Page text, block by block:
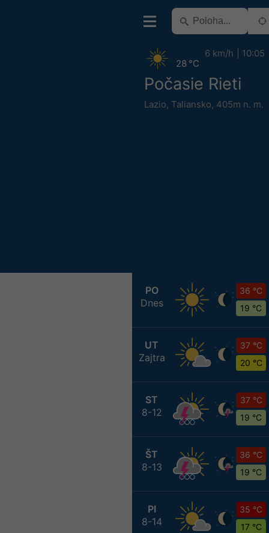
Počasie Rieti
Lazio, Taliansko, 405m n. m.
28 °C
6 km/h 10:05
PO
Dnes
36 °C
19 °C
UT
Zajtra
37 °C
20 °C
ST
8-12
37 °C
19 °C
ŠT
8-13
36 °C
19 °C
PI
8-14
35 °C
17 °C